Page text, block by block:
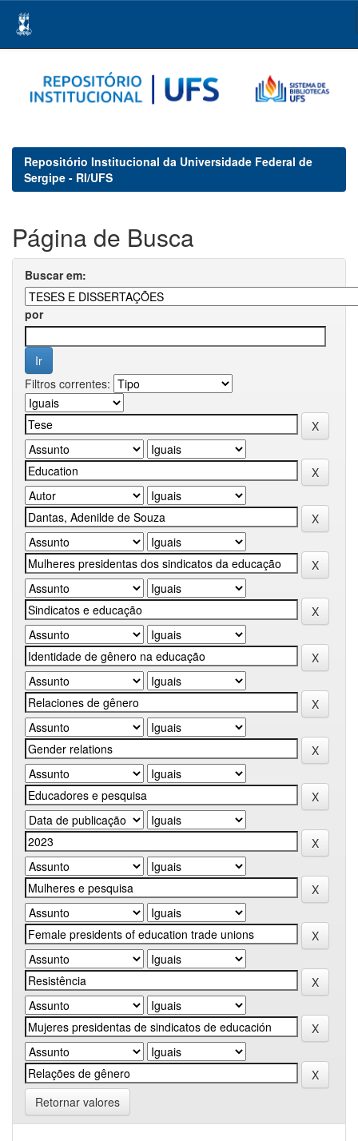
navigation
Repositório Institucional da Universidade Federal de
Sergipe - RI/UFS
Página de Busca
Buscar em:
por
Filtros correntes:
Retornar valores